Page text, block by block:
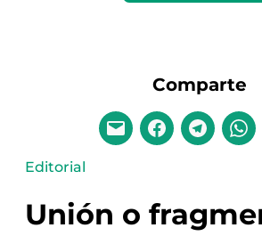
Comparte
Editorial
Unión o